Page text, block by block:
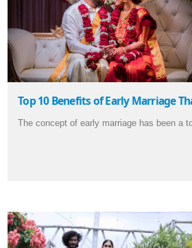
Top 10 Benefits of Early Marriage
The concept of early marriage has been a